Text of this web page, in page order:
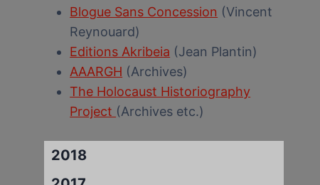
Blogue Sans Concession (Vincent
Reynouard)
Editions Akribeia (Jean Plantin)
AAARGH (Archives)
The Holocaust Historiography
Project (Archives etc.)
2018